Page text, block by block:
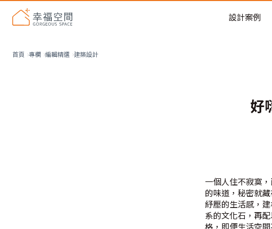
設計案例
首頁 專欄 編輯精選 建築設計
好
一個人住不寂寞
的味道，秘密就
紓壓的生活感，
系的文化石，再
格，即便生活空